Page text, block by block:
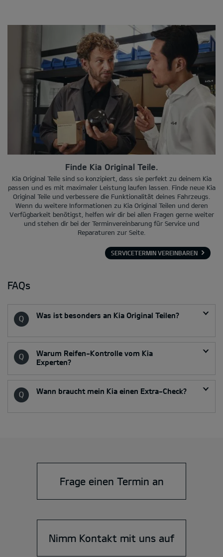
Finde Kia Original Teile.
Kia Original Teile sind so konzipiert, dass sie perfekt zu deinem Kia
passen und es mit maximaler Leistung laufen lassen. Finde neue Kia
Original Teile und verbessere die Funktionalität deines Fahrzeugs.
Wenn du weitere Informationen zu Kia Original Teilen und deren
Verfügbarkeit benötigst, helfen wir dir bei allen Fragen gerne weiter
und stehen dir bei der Terminvereinbarung für Service und
Reparaturen zur Seite.
SERVICETERMIN VEREINBAREN
FAQs
Was ist besonders an Kia Original Teilen?
Warum Reifen-Kontrolle vom Kia
Experten?
Wann braucht mein Kia einen Extra-Check?
Frage einen Termin an
Nimm Kontakt mit uns auf